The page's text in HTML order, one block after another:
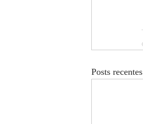
Posts recentes